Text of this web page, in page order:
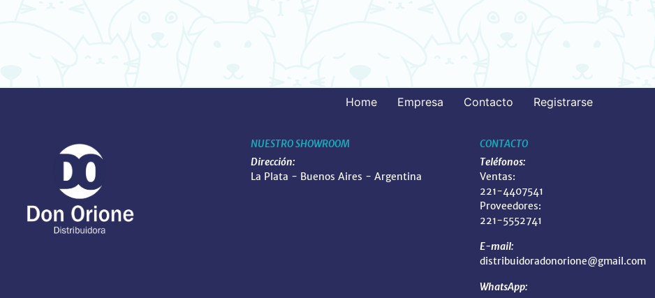
Home Empresa Contacto Registrarse
NUESTRO SHOWROOM
Dirección:
La Plata - Buenos Aires - Argentina
CONTACTO
Teléfonos:
Ventas:
221-4407541
Proveedores:
221-5552741
E-mail:
distribuidoradonorione@gmail.com
WhatsApp: